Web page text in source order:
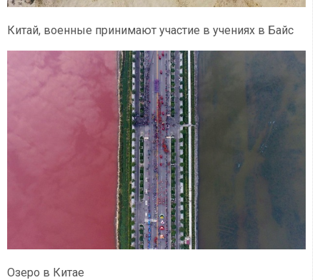
Китай, военные принимают участие в учениях в Байс
Озеро в Китае